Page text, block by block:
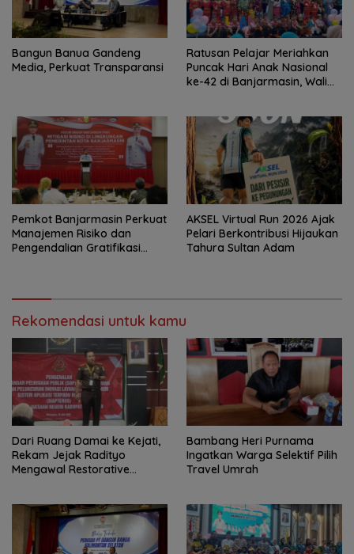
Bangun Banua Gandeng
Media, Perkuat Transparansi
Ratusan Pelajar Meriahkan
Puncak Hari Anak Nasional
ke-42 di Banjarmasin, Wali
Pemkot Banjarmasin Perkuat
Manajemen Risiko dan
Pengendalian Gratifikasi
AKSEL Virtual Run 2026 Ajak
Pelari Berkontribusi Hijaukan
Tahura Sultan Adam
Rekomendasi untuk kamu
Dari Ruang Damai ke Kejati,
Rekam Jejak Radityo
Mengawal Restorative
Bambang Heri Purnama
Ingatkan Warga Selektif Pilih
Travel Umrah